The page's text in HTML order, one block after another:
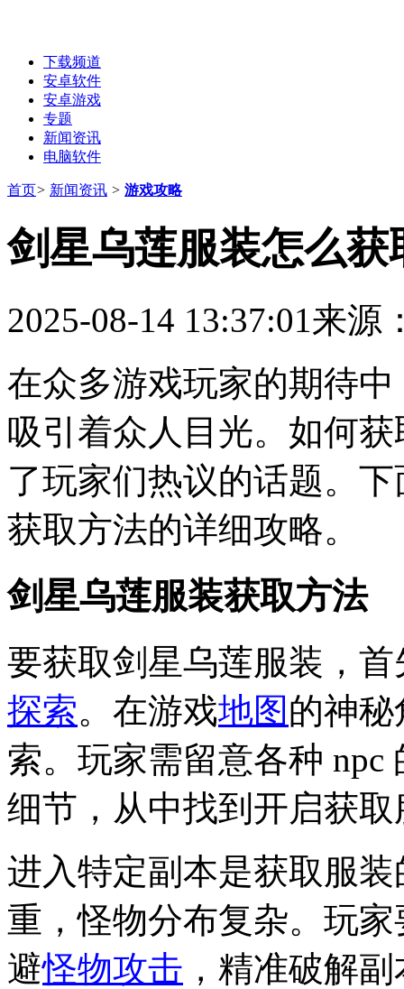
下载频道
安卓软件
安卓游戏
专题
新闻资讯
电脑软件
首页> 新闻资讯 > 游戏攻略
剑星乌莲服装怎么获
2025-08-14 13:37:01来源
在众多游戏玩家的期待
吸引着众人目光。如何
了玩家们热议的话题。
获取方法的详细攻略。
剑星乌莲服装获取方法
要获取剑星乌莲服装，
探索。在游戏地图的神
索。玩家需留意各种
细节，从中找到开启获
进入特定副本是获取服
重，怪物分布复杂。玩
避怪物攻击 ，精准破解